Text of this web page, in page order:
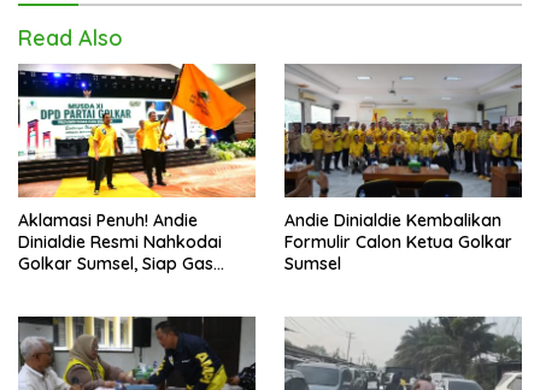
Read Also
Aklamasi Penuh! Andie
Dinialdie Resmi Nahkodai
Golkar Sumsel, Siap Gas
Andie Dinialdie Kembalikan
Formulir Calon Ketua Golkar
Sumsel